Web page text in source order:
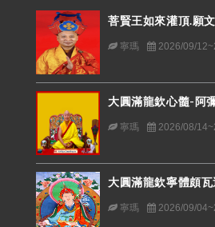
菩賢王如來灌頂.願
寧瑪 2026/09/
大圓滿龍欽心髓-阿
寧瑪 2026/08/
大圓滿龍欽寧體頗
寧瑪 2026/09/